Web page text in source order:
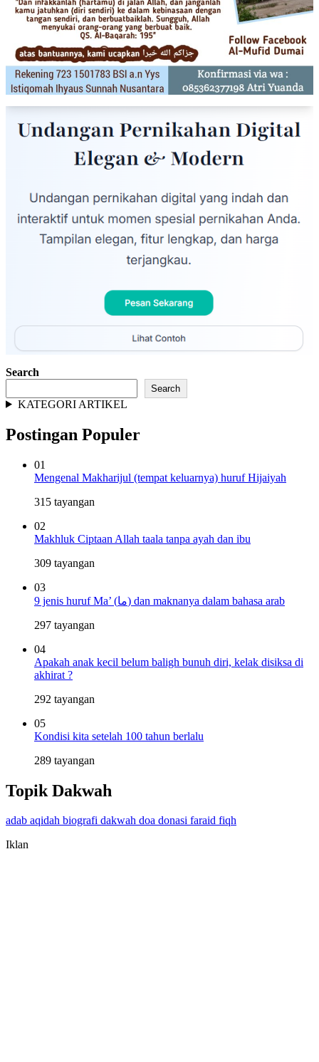
Search
Search
KATEGORI ARTIKEL
Postingan Populer
01
Mengenal Makharijul (tempat keluarnya) huruf Hijaiyah
315 tayangan
02
Makhluk Ciptaan Allah taala tanpa ayah dan ibu
309 tayangan
03
9 jenis huruf Ma’ (ما) dan maknanya dalam bahasa arab
297 tayangan
04
Apakah anak kecil belum baligh bunuh diri, kelak disiksa di
akhirat ?
292 tayangan
05
Kondisi kita setelah 100 tahun berlalu
289 tayangan
Topik Dakwah
adab aqidah biografi dakwah doa donasi faraid fiqh
Iklan